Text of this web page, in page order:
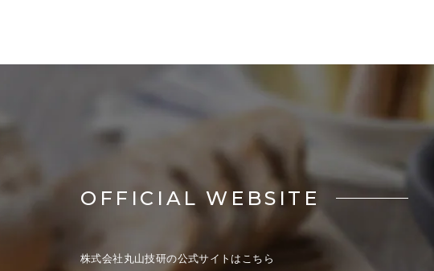
OFFICIAL WEBSITE
株式会社丸山技研の公式サイトはこちら